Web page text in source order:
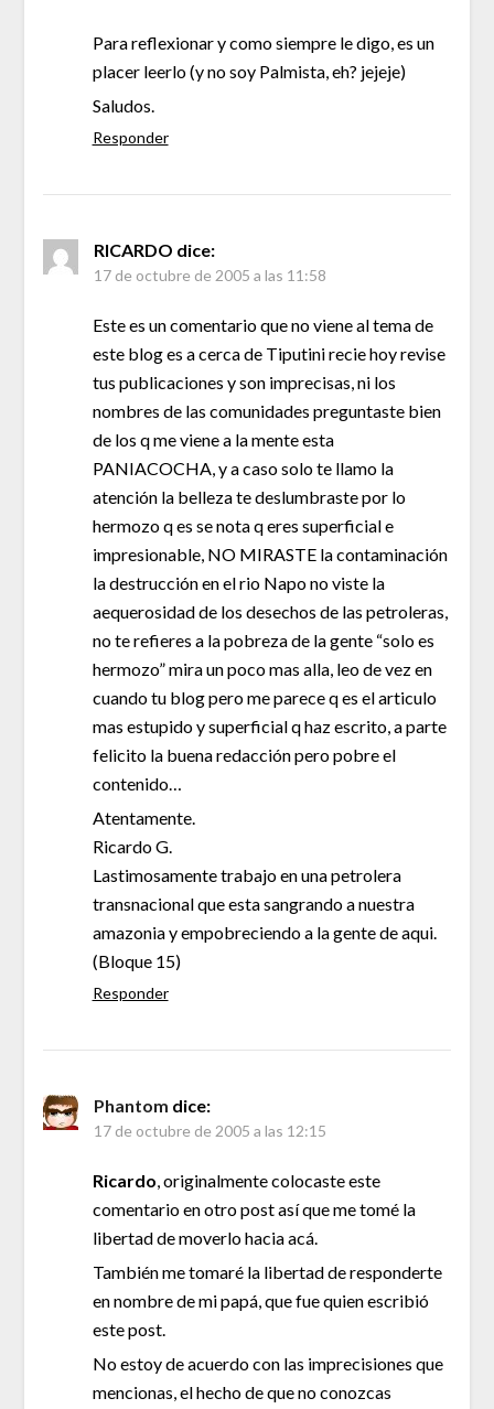
Para reflexionar y como siempre le digo, es un
placer leerlo (y no soy Palmista, eh? jejeje)
Saludos.
Responder
RICARDO dice:
17 de octubre de 2005 a las 11:58
Este es un comentario que no viene al tema de
este blog es a cerca de Tiputini recie hoy revise
tus publicaciones y son imprecisas, ni los
nombres de las comunidades preguntaste bien
de los q me viene a la mente esta
PANIACOCHA, y a caso solo te llamo la
atención la belleza te deslumbraste por lo
hermozo q es se nota q eres superficial e
impresionable, NO MIRASTE la contaminación
la destrucción en el rio Napo no viste la
aequerosidad de los desechos de las petroleras,
no te refieres a la pobreza de la gente “solo es
hermozo” mira un poco mas alla, leo de vez en
cuando tu blog pero me parece q es el articulo
mas estupido y superficial q haz escrito, a parte
felicito la buena redacción pero pobre el
contenido…
Atentamente.
Ricardo G.
Lastimosamente trabajo en una petrolera
transnacional que esta sangrando a nuestra
amazonia y empobreciendo a la gente de aqui.
(Bloque 15)
Responder
Phantom dice:
17 de octubre de 2005 a las 12:15
Ricardo, originalmente colocaste este
comentario en otro post así que me tomé la
libertad de moverlo hacia acá.
También me tomaré la libertad de responderte
en nombre de mi papá, que fue quien escribió
este post.
No estoy de acuerdo con las imprecisiones que
mencionas, el hecho de que no conozcas